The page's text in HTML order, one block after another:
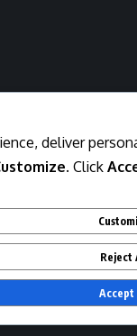
deliver
. Click
Reject
Accept